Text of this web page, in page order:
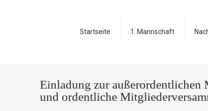
Startseite 1. Mannschaft
Einladung zur außerordentlichen
und ordentliche